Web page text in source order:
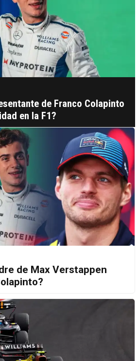
de Franco Colapinto
en la F1?
de Max Verstappen